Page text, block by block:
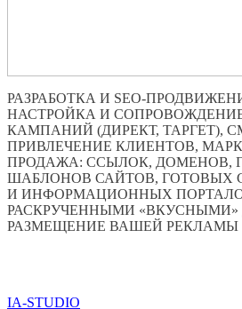
РАЗРАБОТКА И SEO-
НАСТРОЙКА И
КАМПАНИЙ (ДИРЕКТ, ТАРГЕТ),
ПРИВЛЕЧЕНИЕ КЛИЕНТОВ,
ПРОДАЖА: ССЫЛОК, ДОМЕНОВ,
ШАБЛОНОВ САЙТОВ, ГОТОВЫХ
И ИНФОРМАЦИОННЫХ
РАСКРУЧЕННЫМИ
РАЗМЕЩЕНИЕ ВАШЕЙ
IA-STUDIO